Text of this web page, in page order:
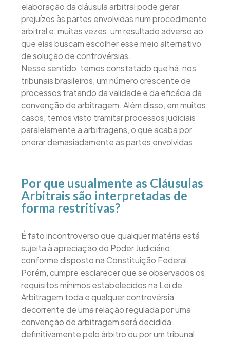
elaboração da cláusula arbitral pode gerar
prejuízos às partes envolvidas num procedimento
arbitral e, muitas vezes, um resultado adverso ao
que elas buscam escolher esse meio alternativo
de solução de controvérsias.
Nesse sentido, temos constatado que há, nos
tribunais brasileiros, um número crescente de
processos tratando da validade e da eficácia da
convenção de arbitragem. Além disso, em muitos
casos, temos visto tramitar processos judiciais
paralelamente a arbitragens, o que acaba por
onerar demasiadamente as partes envolvidas.
Por que usualmente as Cláusulas
Arbitrais são interpretadas de
forma restritivas?
É fato incontroverso que qualquer matéria está
sujeita à apreciação do Poder Judiciário,
conforme disposto na Constituição Federal.
Porém, cumpre esclarecer que se observados os
requisitos mínimos estabelecidos na Lei de
Arbitragem toda e qualquer controvérsia
decorrente de uma relação regulada por uma
convenção de arbitragem será decidida
definitivamente pelo árbitro ou por um tribunal